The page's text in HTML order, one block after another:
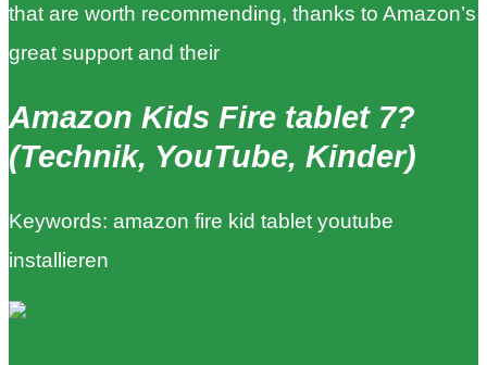
that are worth recommending, thanks to Amazon’s
great support and their
Amazon Kids Fire tablet 7?
(Technik, YouTube, Kinder)
Keywords: amazon fire kid tablet youtube
installieren